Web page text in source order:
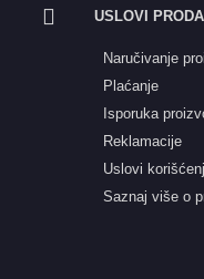
USLOVI
Naručivanje
Plaćanje
Isporuka
Reklamacije
Uslovi
Saznaj više o